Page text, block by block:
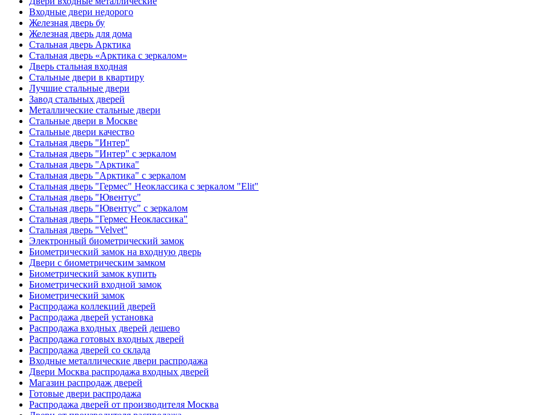
Входные двери недорого
Железная дверь бу
Железная дверь для дома
Стальная дверь Арктика
Стальная дверь «Арктика с зеркалом»
Дверь стальная входная
Стальные двери в квартиру
Лучшие стальные двери
Завод стальных дверей
Металлические стальные двери
Стальные двери в Москве
Стальные двери качество
Стальная дверь "Интер"
Стальная дверь "Интер" с зеркалом
Стальная дверь "Арктика"
Стальная дверь "Арктика" с зеркалом
Стальная дверь "Гермес" Неоклассика с зеркалом "Elit"
Стальная дверь "Ювентус"
Стальная дверь "Ювентус" с зеркалом
Стальная дверь "Гермес Неоклассика"
Стальная дверь "Velvet"
Электронный биометрический замок
Биометрический замок на входную дверь
Двери с биометрическим замком
Биометрический замок купить
Биометрический входной замок
Биометрический замок
Распродажа коллекций дверей
Распродажа дверей установка
Распродажа входных дверей дешево
Распродажа готовых входных дверей
Распродажа дверей со склада
Входные металлические двери распродажа
Двери Москва распродажа входных дверей
Магазин распродаж дверей
Готовые двери распродажа
Распродажа дверей от производителя Москва